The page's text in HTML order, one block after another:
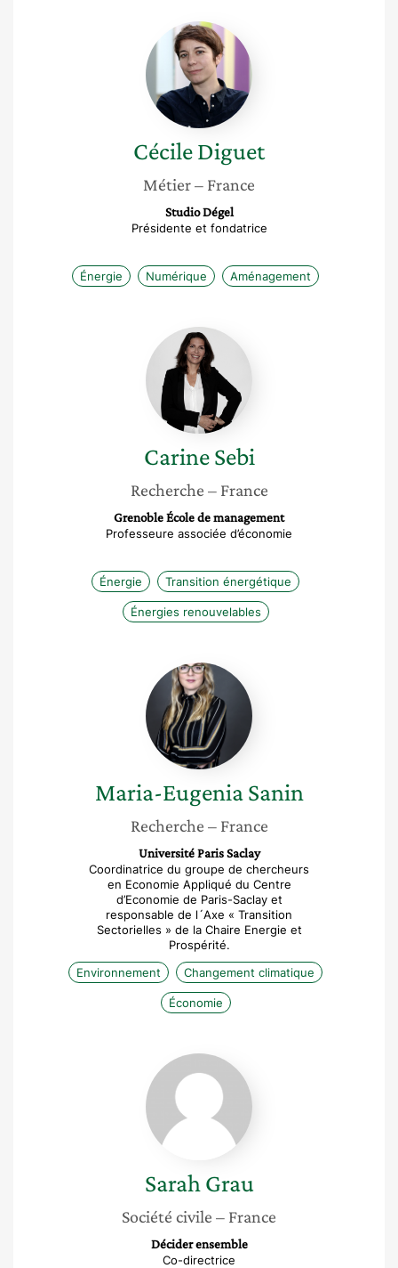
Cécile
Diguet
CécileDiguet
Métier– France
Studio Dégel
Présidente et fondatrice
Énergie Numérique Aménagement
Carine
Sebi
Carine Sebi
Recherche – France
Grenoble École de management
Professeure associée d’économie
Énergie Transition énergétique
Énergies renouvelables
Maria-
Eugenia
Sanin
Maria-Eugenia Sanin
Recherche – France
Université Paris Saclay
Coordinatrice du groupe de chercheurs
en Economie Appliqué du Centre
d’Economie de Paris-Saclay et
responsable de l´Axe « Transition
Sectorielles » de la Chaire Energie et
Prospérité.
Environnement
Changement climatique
Économie
Sarah
Grau
Sarah Grau
Société civile – France
Décider ensemble
Co-directrice